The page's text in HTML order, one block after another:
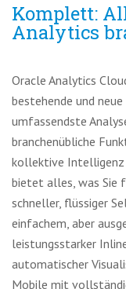
Komplett:
Analytics
Oracle Analytics
bestehende und
umfassendste
branchenübliche
kollektive Intelligenz
bietet alles, was Sie
schneller, flüssiger
einfachem, aber
leistungsstarker
automatischer
Mobile mit